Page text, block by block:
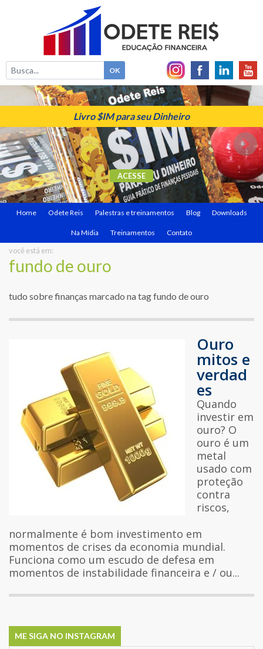
Livro $IM para seu Dinheiro
ACESSE
Home Odete Reis Palestras e treinamentos Blog Downloads
Na Mídia Treinamentos Contato
você está em:
fundo de ouro
tudo sobre finanças marcado na tag fundo de ouro
Ouro
mitos e
verdad
es
Quando
investir em
ouro? O
ouro é um
metal
usado com
proteção
contra
riscos,
normalmente é bom investimento em
momentos de crises da economia mundial.
Funciona como um escudo de defesa em
momentos de instabilidade financeira e / ou...
ME SIGA NO INSTAGRAM